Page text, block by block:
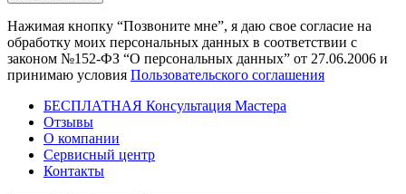
Нажимая кнопку “Позвоните мне”, я даю свое согласие на
обработку моих персональных данных в соответствии с
законом №152-ФЗ “О персональных данных” от 27.06.2006 и
принимаю условия Пользовательского соглашения
БЕСПЛАТНАЯ Консультация Мастера
Отзывы
О компании
Сервисный центр
Контакты